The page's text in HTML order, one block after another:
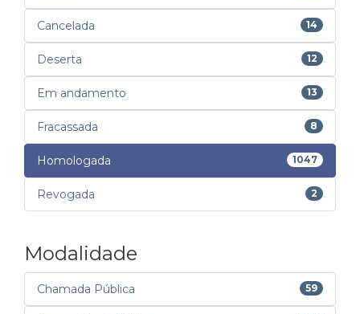
Cancelada 14
Deserta 12
Em andamento 13
Fracassada 8
Homologada 1047
Revogada 2
Modalidade
Chamada Pública 59